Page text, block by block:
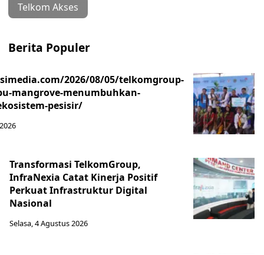
Telkom Akses
Berita Populer
2026/08/05/telkomgroup-
mangrove-menumbuhkan-
pesisir/
Transformasi TelkomGroup,
InfraNexia Catat Kinerja Positif
Perkuat Infrastruktur Digital
Nasional
Selasa, 4 Agustus 2026